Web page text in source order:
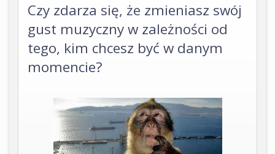
Czy zdarza się, że zmieniasz swój
gust muzyczny w zależności od
tego, kim chcesz być w danym
momencie?